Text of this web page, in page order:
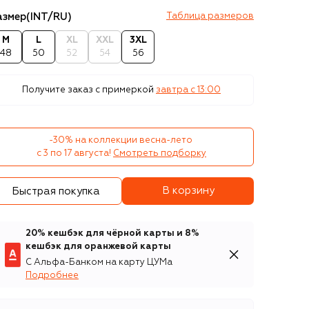
(INT/RU) Таблица размеров
M
48
L
50
XL
52
XXL
54
3XL
56
Получите заказ с примеркой завтра c 13:00
-30% на коллекции весна-лето
с 3 по 17 августа! Смотреть подборку
Быстрая покупка В корзину
20% кешбэк для чёрной карты и 8%
кешбэк для оранжевой карты
С Альфа-Банком на карту ЦУМа
Подробнее